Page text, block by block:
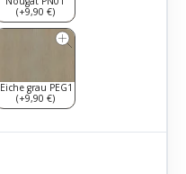
(+9,90 €)
Eiche grau PEG1
(+9,90 €)